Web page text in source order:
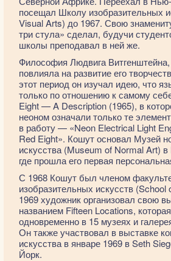
посещал Школу изобразительных
Visual Arts) до 1967. Свою
три стула» сделал, будучи
школы преподавал в ней же.
Философия Людвига Витгенштейна,
повлияла на развитие его
этот период он изучал идею, что
только по отношению к самому
Eight — A Description (1965), в
неоном означали только те
в работу — «Neon Electrical Light
Red Eight». Кошут основал Музей
искусства (Museum of Normal Art)
где прошла его первая
С 1968 Кошут был членом
изобразительных искусств
1969 художник организовал свою
названием Fifteen Locations,
одновременно в 15 музеях и
Он также участвовал в выставке
искусства в январе 1969 в Seth
Йорк.